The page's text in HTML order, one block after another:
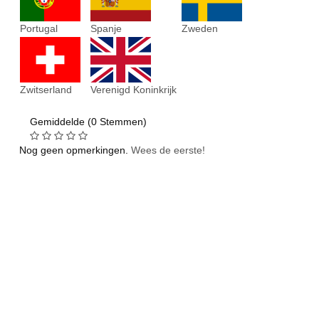
Portugal Spanje Zweden
Zwitserland Verenigd Koninkrijk
Gemiddelde (0 Stemmen)
Nog geen opmerkingen. Wees de eerste!